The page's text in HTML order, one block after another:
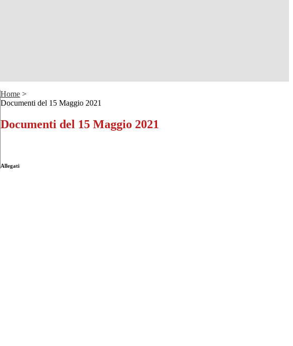
Home >
Documenti del 15 Maggio 2021
Documenti del 15 Maggio 2021
Allegati